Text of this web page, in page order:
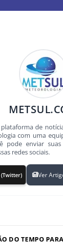
de
com uma
pode enviar
redes sociais.
(Twitter) Ver
DO TEMPO